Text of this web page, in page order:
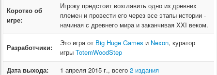
Коротко об
игре:
Игроку предстоит возглавить одно из древних
племен и провести его через все этапы истории -
начиная с древнего мира и заканчивая XXI веком.
Разработчики:
Это игра от Big Huge Games и Nexon, куратор
игры TotemWoodStep
Дата выхода:
1 апреля 2015 г., всего 2 издания